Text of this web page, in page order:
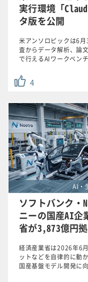
実行環境「
タ版を公開
4
米アンソロピックは6
査からデータ解析、論
で行えるAIワークベン
AI・
ソフトバンク・
ニーの国産AI企
省が3,873億円
経済産業省は2026年6
ットなどを自律的に動
国産基盤モデル開発に